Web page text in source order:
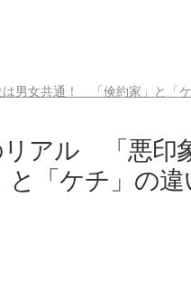
男女共通！ 「倹約家」と「
リアル 「悪印
「ケチ」の違